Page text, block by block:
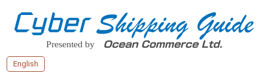
English